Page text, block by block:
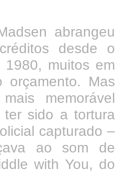
abrangeu
desde o
muitos em
orçamento. Mas
memorável
sido a tortura
capturado –
ao som de
with You, do